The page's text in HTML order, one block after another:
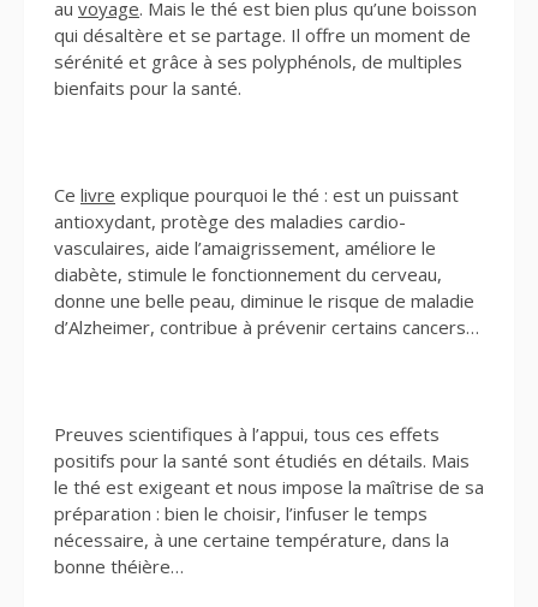
au voyage. Mais le thé est bien plus qu’une boisson
qui désaltère et se partage. Il offre un moment de
sérénité et grâce à ses polyphénols, de multiples
bienfaits pour la santé.
Ce livre explique pourquoi le thé : est un puissant
antioxydant, protège des maladies cardio-
vasculaires, aide l’amaigrissement, améliore le
diabète, stimule le fonctionnement du cerveau,
donne une belle peau, diminue le risque de maladie
d’Alzheimer, contribue à prévenir certains cancers…
Preuves scientifiques à l’appui, tous ces effets
positifs pour la santé sont étudiés en détails. Mais
le thé est exigeant et nous impose la maîtrise de sa
préparation : bien le choisir, l’infuser le temps
nécessaire, à une certaine température, dans la
bonne théière…